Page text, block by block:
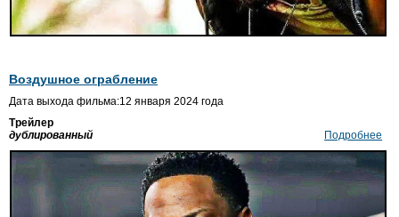
Воздушное ограбление
Дата выхода фильма:12 января 2024 года
Трейлер
дублированный
Подробнее